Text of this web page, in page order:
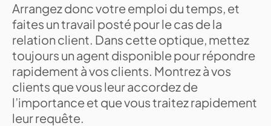
Arrangez donc votre emploi du temps, et
faites un travail posté pour le cas de la
relation client. Dans cette optique, mettez
toujours un agent disponible pour répondre
rapidement à vos clients. Montrez à vos
clients que vous leur accordez de
l’importance et que vous traitez rapidement
leur requête.